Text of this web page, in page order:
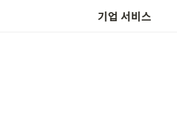
기업 서비스
노션박스 인수